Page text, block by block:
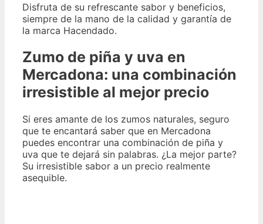
Disfruta de su refrescante sabor y beneficios,
siempre de la mano de la calidad y garantía de
la marca Hacendado.
Zumo de piña y uva en
Mercadona: una combinación
irresistible al mejor precio
Si eres amante de los zumos naturales, seguro
que te encantará saber que en Mercadona
puedes encontrar una combinación de piña y
uva que te dejará sin palabras. ¿La mejor parte?
Su irresistible sabor a un precio realmente
asequible.